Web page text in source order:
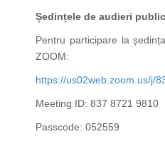
Ședințele de audieri
Pentru participare la
ZOOM:
https://us02web.zoom.us/j/
Meeting ID: 837 8721 9810
Passcode: 052559